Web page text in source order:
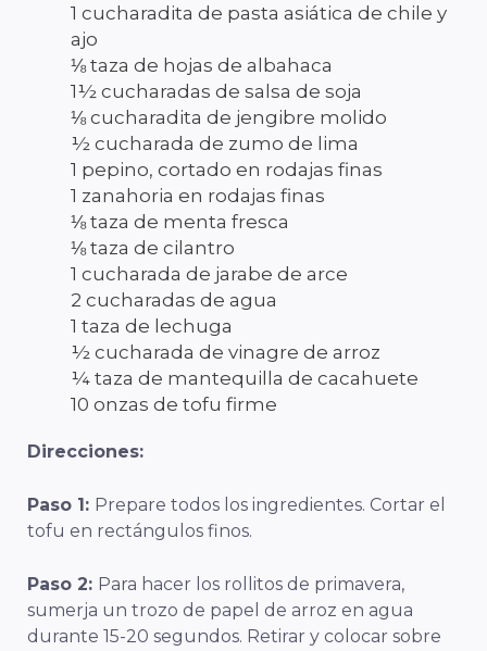
1 cucharadita de pasta asiática de chile y
ajo
⅛ taza de hojas de albahaca
1½ cucharadas de salsa de soja
⅛ cucharadita de jengibre molido
½ cucharada de zumo de lima
1 pepino, cortado en rodajas finas
1 zanahoria en rodajas finas
⅛ taza de menta fresca
⅛ taza de cilantro
1 cucharada de jarabe de arce
2 cucharadas de agua
1 taza de lechuga
½ cucharada de vinagre de arroz
¼ taza de mantequilla de cacahuete
10 onzas de tofu firme
Direcciones:
Paso 1: Prepare todos los ingredientes. Cortar el
tofu en rectángulos finos.
Paso 2: Para hacer los rollitos de primavera,
sumerja un trozo de papel de arroz en agua
durante 15-20 segundos. Retirar y colocar sobre